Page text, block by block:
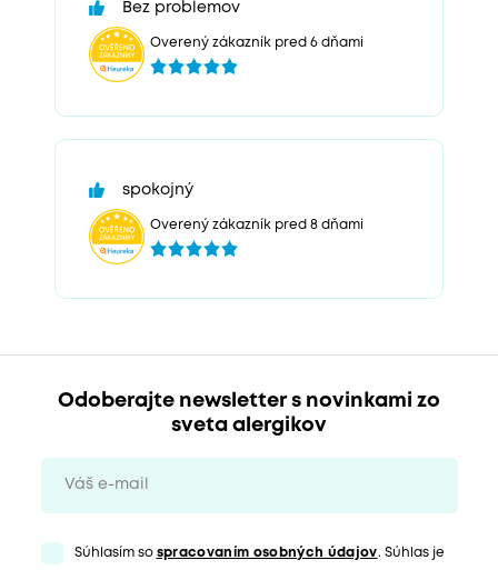
Bez problemov
Overený zákazník pred 6 dňami
spokojný
Overený zákazník pred 8 dňami
Odoberajte newsletter s novinkami zo
sveta alergikov
Súhlasím so spracovaním osobných údajov. Súhlas je